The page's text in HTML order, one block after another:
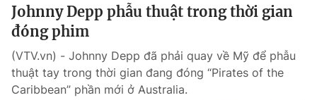
Johnny Depp phẫu thuật trong thời gian
đóng phim
(VTV.vn) - Johnny Depp đã phải quay về Mỹ để phẫu
thuật tay trong thời gian đang đóng “Pirates of the
Caribbean” phần mới ở Australia.